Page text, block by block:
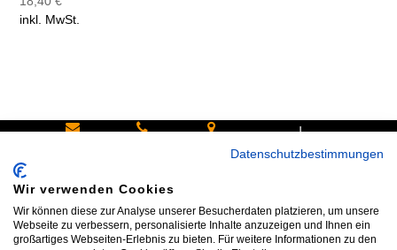
inkl. MwSt.
info@bike
shop24.n
et
an:
Tel.+49
172 40 59
85540
Haar bei
|
Datenschutzbestimmungen
Wir verwenden Cookies
Wir können diese zur Analyse unserer Besucherdaten platzieren, um unsere
Webseite zu verbessern, personalisierte Inhalte anzuzeigen und Ihnen ein
großartiges Webseiten-Erlebnis zu bieten. Für weitere Informationen zu den